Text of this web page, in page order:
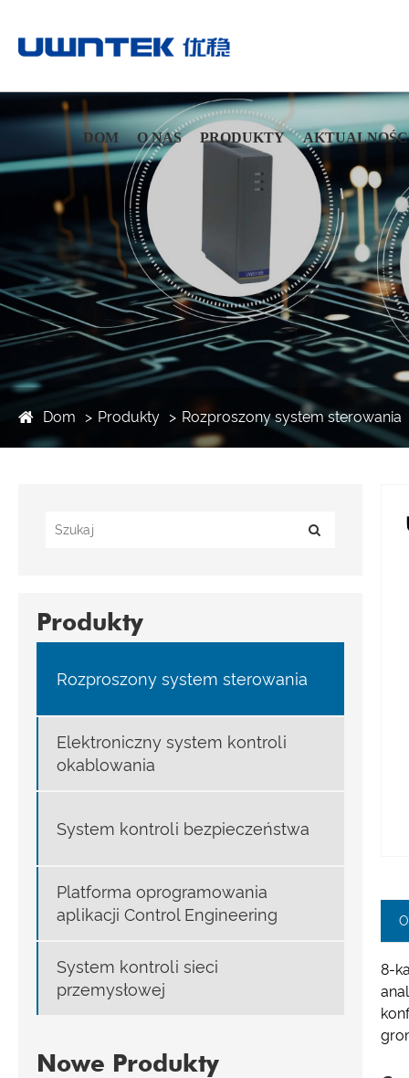
DOM O NAS PRODUKTY
Dom Produkty Rozproszony system sterowania
Produkty
Rozproszony system sterowania
Elektroniczny system kontroli
okablowania
System kontroli bezpieczeństwa
Platforma oprogramowania
aplikacji Control Engineering
System kontroli sieci
przemysłowej
Nowe Produkty
8-